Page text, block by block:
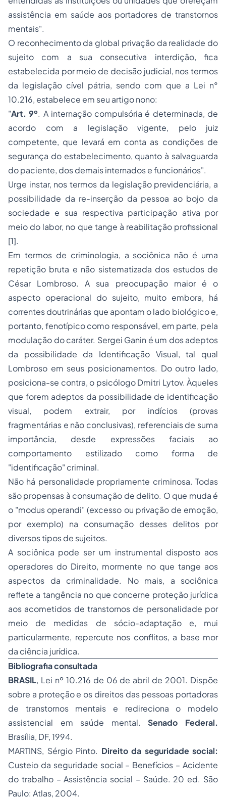
assistência em saúde aos portadores de transtornos
mentais".
O reconhecimento da global privação da realidade do
sujeito com a sua consecutiva interdição, fica
estabelecida por meio de decisão judicial, nos termos
da legislação cível pátria, sendo com que a Lei n°
10.216, estabelece em seu artigo nono:
"Art. 9º. A internação compulsória é determinada, de
acordo com a legislação vigente, pelo juiz
competente, que levará em conta as condições de
segurança do estabelecimento, quanto à salvaguarda
do paciente, dos demais internados e funcionários".
Urge instar, nos termos da legislação previdenciária, a
possibilidade da re-inserção da pessoa ao bojo da
sociedade e sua respectiva participação ativa por
meio do labor, no que tange à reabilitação profissional
[1].
Em termos de criminologia, a sociônica não é uma
repetição bruta e não sistematizada dos estudos de
César Lombroso. A sua preocupação maior é o
aspecto operacional do sujeito, muito embora, há
correntes doutrinárias que apontam o lado biológico e,
portanto, fenotípico como responsável, em parte, pela
modulação do caráter. Sergei Ganin é um dos adeptos
da possibilidade da Identificação Visual, tal qual
Lombroso em seus posicionamentos. Do outro lado,
posiciona-se contra, o psicólogo Dmitri Lytov. Àqueles
que forem adeptos da possibilidade de identificação
visual, podem extrair, por indícios (provas
fragmentárias e não conclusivas), referenciais de suma
importância, desde expressões faciais ao
comportamento estilizado como forma de
"identificação" criminal.
Não há personalidade propriamente criminosa. Todas
são propensas à consumação de delito. O que muda é
o "modus operandi" (excesso ou privação de emoção,
por exemplo) na consumação desses delitos por
diversos tipos de sujeitos.
A sociônica pode ser um instrumental disposto aos
operadores do Direito, mormente no que tange aos
aspectos da criminalidade. No mais, a sociônica
reflete a tangência no que concerne proteção jurídica
aos acometidos de transtornos de personalidade por
meio de medidas de sócio-adaptação e, mui
particularmente, repercute nos conflitos, a base mor
da ciência jurídica.
Bibliografia consultada
BRASIL, Lei nº 10.216 de 06 de abril de 2001. Dispõe
sobre a proteção e os direitos das pessoas portadoras
de transtornos mentais e redireciona o modelo
assistencial em saúde mental.Senado Federal.
Brasília, DF, 1994.
MARTINS, Sérgio Pinto. Direito da seguridade social:
Custeio da seguridade social – Benefícios – Acidente
do trabalho – Assistência social – Saúde. 20 ed. São
Paulo: Atlas, 2004.